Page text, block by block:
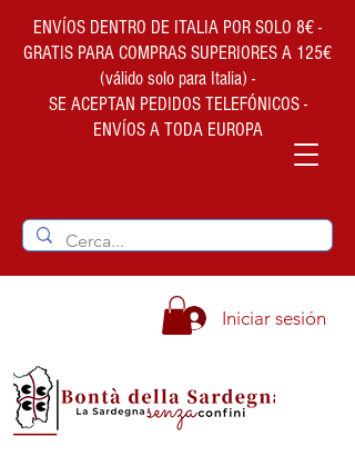
ENVÍOS DENTRO DE ITALIA POR SOLO 8€ -
GRATIS PARA COMPRAS SUPERIORES A 125€
(válido solo para Italia) -
SE ACEPTAN PEDIDOS TELEFÓNICOS -
ENVÍOS A TODA EUROPA
Iniciar sesión